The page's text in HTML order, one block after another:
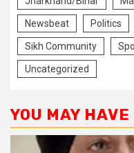
Newsbeat Politics
Sikh Community
Uncategorized
YOU MAY